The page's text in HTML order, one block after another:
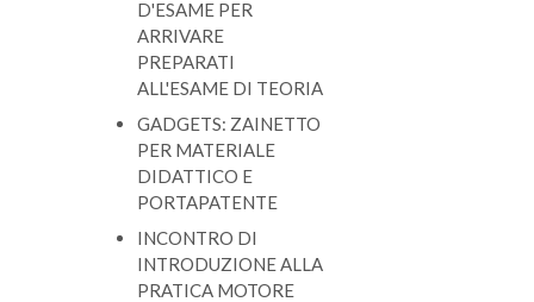
D'ESAME PER
ARRIVARE
PREPARATI
ALL'ESAME DI TEORIA
GADGETS: ZAINETTO
PER MATERIALE
DIDATTICO E
PORTAPATENTE
INCONTRO DI
INTRODUZIONE ALLA
PRATICA MOTORE